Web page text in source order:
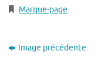
Marque-page.
Image précédente